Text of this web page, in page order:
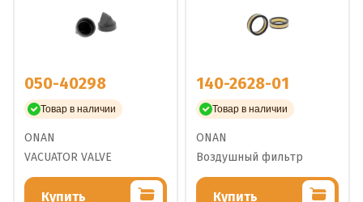
050-40298
Товар в наличии
ONAN
VACUATOR VALVE
Купить
140-2628-01
Товар в наличии
ONAN
Воздушный фильтр
Купить